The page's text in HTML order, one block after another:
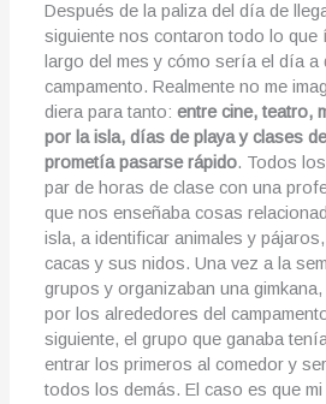
Después de la paliza del día de
siguiente nos contaron todo lo que
largo del mes y cómo sería el día a
campamento. Realmente no me
diera para tanto:entre cine, teatro,
por la isla, días de playa y clases
prometía pasarse rápido. Todos
par de horas de clase con una
que nos enseñaba cosas
isla, a identificar animales y
cacas y sus nidos. Una vez a la
grupos y organizaban una
por los alrededores del
siguiente, el grupo que ganaba
entrar los primeros al comedor y
todos los demás. El caso es que